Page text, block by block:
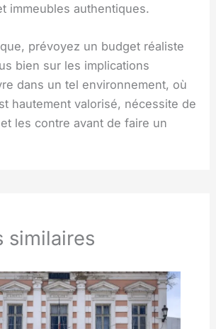
immeubles authentiques.
prévoyez un budget réaliste
bien sur les implications
dans un tel environnement, où
hautement valorisé, nécessite de
les contre avant de faire un
similaires